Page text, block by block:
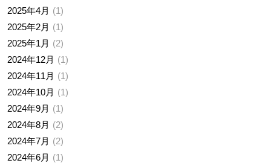
2025年4月
1
2025年2月
1
2025年1月
2
2024年12月
1
2024年11月
1
2024年10月
1
2024年9月
1
2024年8月
2
2024年7月
2
2024年6月
1